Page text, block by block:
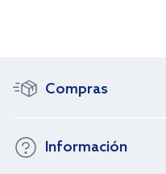
Compras
Información